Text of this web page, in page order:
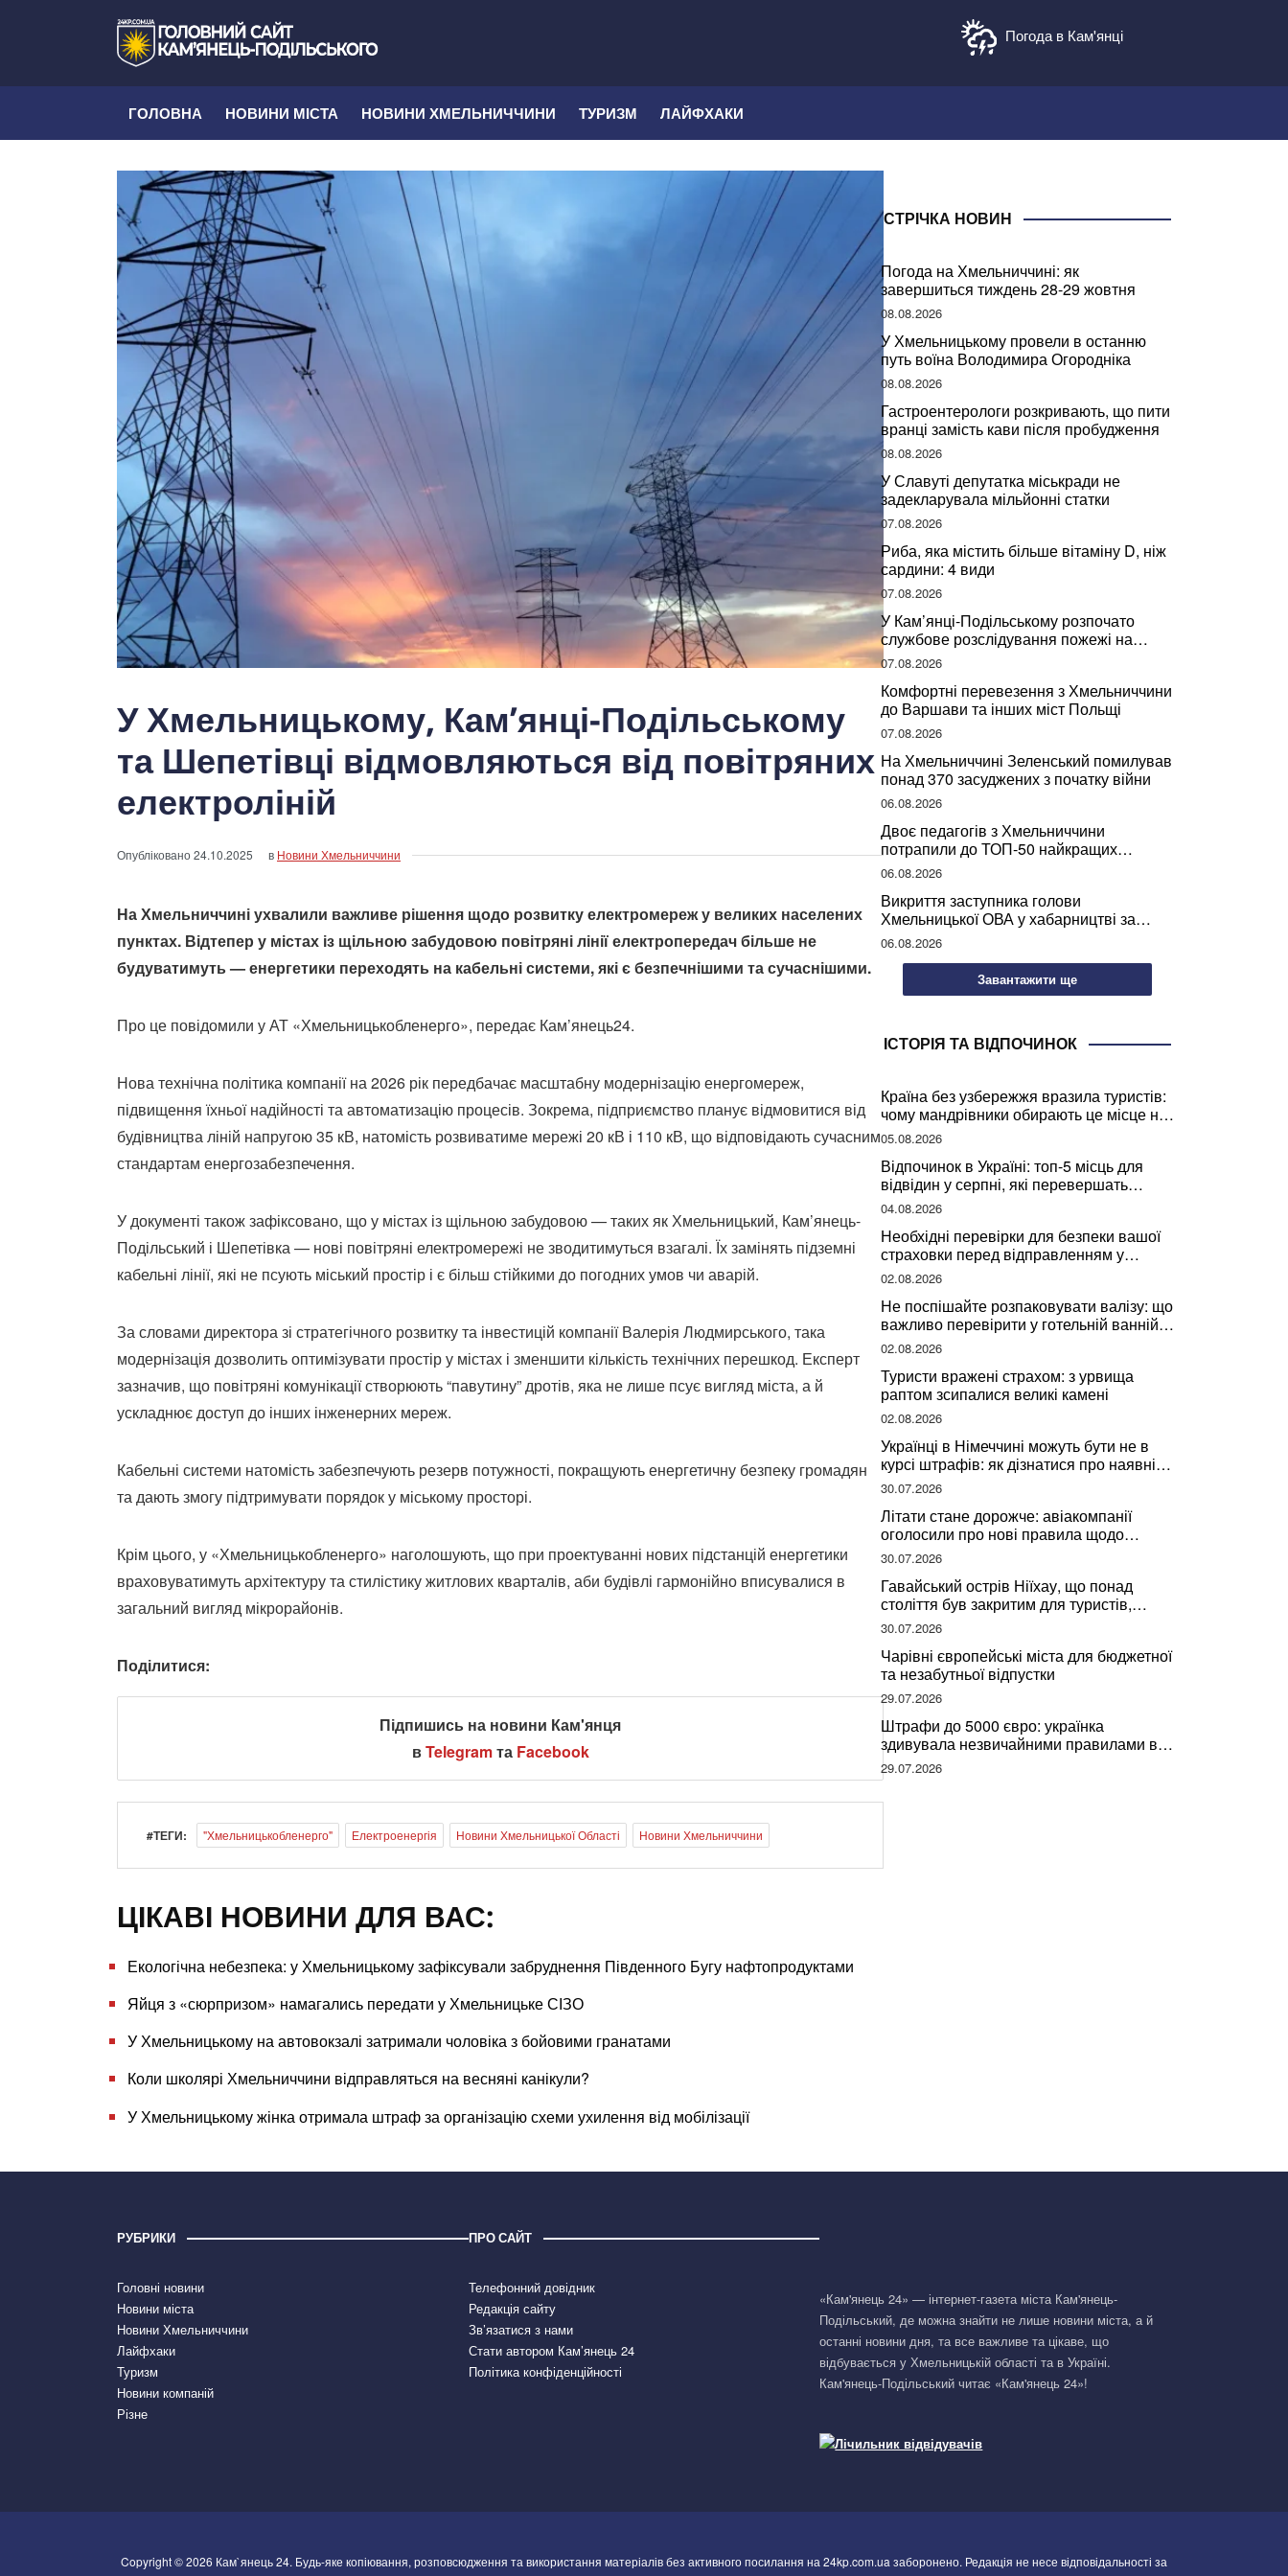
Погода в Кам'янці
ГОЛОВНА НОВИНИ МІСТА НОВИНИ ХМЕЛЬНИЧЧИНИ ТУРИЗМ ЛАЙФХАКИ
У Хмельницькому, Кам’янці-Подільському
та Шепетівці відмовляються від повітряних
електроліній
Опубліковано24.10.2025 в Новини Хмельниччини
На Хмельниччині ухвалили важливе рішення щодо розвитку електромереж у великих населених
пунктах. Відтепер у містах із щільною забудовою повітряні лінії електропередач більше не
будуватимуть — енергетики переходять на кабельні системи, які є безпечнішими та сучаснішими.
Про це повідомили у АТ «Хмельницькобленерго», передає Кам’янець24.
Нова технічна політика компанії на 2026 рік передбачає масштабну модернізацію енергомереж,
підвищення їхньої надійності та автоматизацію процесів. Зокрема, підприємство планує відмовитися від
будівництва ліній напругою 35 кВ, натомість розвиватиме мережі 20 кВ і 110 кВ, що відповідають сучасним
стандартам енергозабезпечення.
У документі також зафіксовано, що у містах із щільною забудовою — таких як Хмельницький, Кам’янець-
Подільський і Шепетівка — нові повітряні електромережі не зводитимуться взагалі. Їх замінять підземні
кабельні лінії, які не псують міський простір і є більш стійкими до погодних умов чи аварій.
За словами директора зі стратегічного розвитку та інвестицій компанії Валерія Людмирського, така
модернізація дозволить оптимізувати простір у містах і зменшити кількість технічних перешкод. Експерт
зазначив, що повітряні комунікації створюють “павутину” дротів, яка не лише псує вигляд міста, а й
ускладнює доступ до інших інженерних мереж.
Кабельні системи натомість забезпечують резерв потужності, покращують енергетичну безпеку громадян
та дають змогу підтримувати порядок у міському просторі.
Крім цього, у «Хмельницькобленерго» наголошують, що при проектуванні нових підстанцій енергетики
враховуватимуть архітектуру та стилістику житлових кварталів, аби будівлі гармонійно вписувалися в
загальний вигляд мікрорайонів.
Поділитися:
Підпишись на новини Кам'янця
вTelegramта Facebook
#ТЕГИ: "Хмельницькобленерго" Електроенергія Новини Хмельницької Області Новини Хмельниччини
ЦІКАВІ НОВИНИ ДЛЯ ВАС:
Екологічна небезпека: у Хмельницькому зафіксували забруднення Південного Бугу нафтопродуктами
Яйця з «сюрпризом» намагались передати у Хмельницьке СІЗО
У Хмельницькому на автовокзалі затримали чоловіка з бойовими гранатами
Коли школярі Хмельниччини відправляться на весняні канікули?
У Хмельницькому жінка отримала штраф за організацію схеми ухилення від мобілізації
СТРІЧКА НОВИН
Погода на Хмельниччині: як
завершиться тиждень 28-29 жовтня
08.08.2026
У Хмельницькому провели в останню
путь воїна Володимира Огородніка
08.08.2026
Гастроентерологи розкривають, що пити
вранці замість кави після пробудження
08.08.2026
У Славуті депутатка міськради не
задекларувала мільйонні статки
07.08.2026
Риба, яка містить більше вітаміну D, ніж
сардини: 4 види
07.08.2026
У Кам’янці-Подільському розпочато
службове розслідування пожежі на
сміттєзвалищі
07.08.2026
Комфортні перевезення з Хмельниччини
до Варшави та інших міст Польщі
07.08.2026
На Хмельниччині Зеленський помилував
понад 370 засуджених з початку війни
06.08.2026
Двоє педагогів з Хмельниччини
потрапили до ТОП-50 найкращих
учителів України
06.08.2026
Викриття заступника голови
Хмельницької ОВА у хабарництві за
підписання контрактів на ремонт доріг
06.08.2026
Завантажити ще
ІСТОРІЯ ТА ВІДПОЧИНОК
Країна без узбережжя вразила туристів:
чому мандрівники обирають це місце на
відпочинок
05.08.2026
Відпочинок в Україні: топ-5 місць для
відвідин у серпні, які перевершать
закордонні враження
04.08.2026
Необхідні перевірки для безпеки вашої
страховки перед відправленням у
подорож
02.08.2026
Не поспішайте розпаковувати валізу: що
важливо перевірити у готельній ванній
за словами досвідченої мандрівниці
02.08.2026
Туристи вражені страхом: з урвища
раптом зсипалися великі камені
02.08.2026
Українці в Німеччині можуть бути не в
курсі штрафів: як дізнатися про наявні
борги
30.07.2026
Літати стане дорожче: авіакомпанії
оголосили про нові правила щодо
вибору місць
30.07.2026
Гавайський острів Ніїхау, що понад
століття був закритим для туристів,
починає приймати перших відвідувачів
30.07.2026
Чарівні європейські міста для бюджетної
та незабутньої відпустки
29.07.2026
Штрафи до 5000 євро: українка
здивувала незвичайними правилами в
Німеччині та поділилася правдою
29.07.2026
РУБРИКИ
Головні новини
Новини міста
Новини Хмельниччини
Лайфхаки
Туризм
Новини компаній
Різне
ПРО САЙТ
Телефонний довідник
Редакція сайту
Зв’язатися з нами
Стати автором Кам’янець 24
Політика конфіденційності
«Кам'янець 24» — інтернет-газета міста Кам'янець-
Подільський, де можна знайти не лише новини міста, а й
останні новини дня, та все важливе та цікаве, що
відбувається у Хмельницькій області та в Україні.
Кам'янець-Подільський читає «Кам'янець 24»!
Copyright © 2026 Кам`янець 24. Будь-яке копіювання, розповсюдження та використання матеріалів без активного посилання на 24kp.com.ua заборонено. Редакція не несе відповідальності за